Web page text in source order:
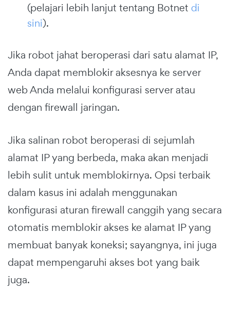
(pelajari lebih lanjut tentang Botnet di
sini).
Jika robot jahat beroperasi dari satu alamat IP,
Anda dapat memblokir aksesnya ke server
web Anda melalui konfigurasi server atau
dengan firewall jaringan.
Jika salinan robot beroperasi di sejumlah
alamat IP yang berbeda, maka akan menjadi
lebih sulit untuk memblokirnya. Opsi terbaik
dalam kasus ini adalah menggunakan
konfigurasi aturan firewall canggih yang secara
otomatis memblokir akses ke alamat IP yang
membuat banyak koneksi; sayangnya, ini juga
dapat mempengaruhi akses bot yang baik
juga.